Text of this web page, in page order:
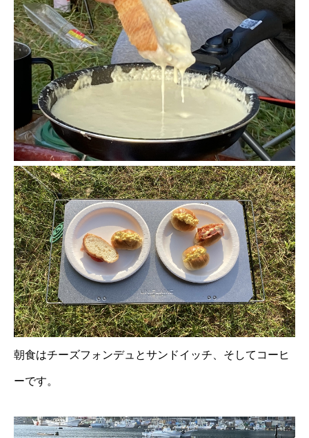
朝食はチーズフォンデュとサンドイッチ、そしてコーヒ
ーです。